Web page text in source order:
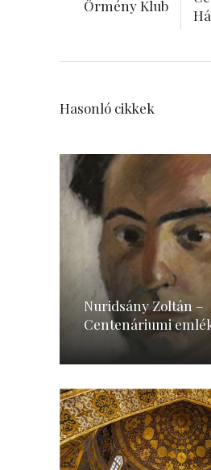
Örmény Klub
Hasonló cikkek
Nuridsány Zoltán –
Centenáriumi